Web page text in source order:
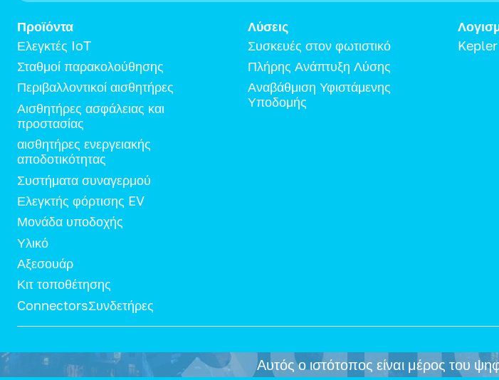
Προϊόντα
Ελεγκτές IoT
Σταθμοί παρακολούθησης
Περιβαλλοντικοί αισθητήρες
Αισθητήρες ασφάλειας και
προστασίας
αισθητήρες ενεργειακής
αποδοτικότητας
Συστήματα συναγερμού
Ελεγκτής φόρτισης EV
Μονάδα υποδοχής
Υλικό
Αξεσουάρ
Κιτ τοποθέτησης
ConnectorsΣυνδετήρες
Λύσεις
Συσκευές στον φωτιστικό
Πλήρης Ανάπτυξη Λύσης
Αναβάθμιση Υφιστάμενης
Υποδομής
Αυτός ο ιστότοπος είναι μέρος του